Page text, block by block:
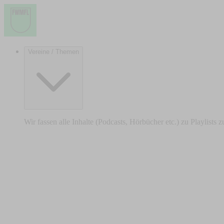
Vereine / Themen
Wir fassen alle Inhalte (Podcasts, Hörbücher etc.) zu Playlists